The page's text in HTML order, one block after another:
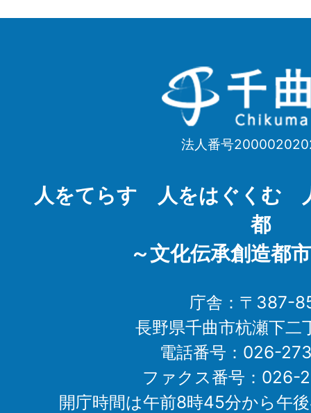
千
曲
Chikuma
法人番号
人をてらす 人をはぐくむ
都
～文化伝承創造都
庁舎：〒387-
長野県千曲市杭瀬下二
電話番号：026-
ファクス番号：026-
開庁時間は午前8時45分から午